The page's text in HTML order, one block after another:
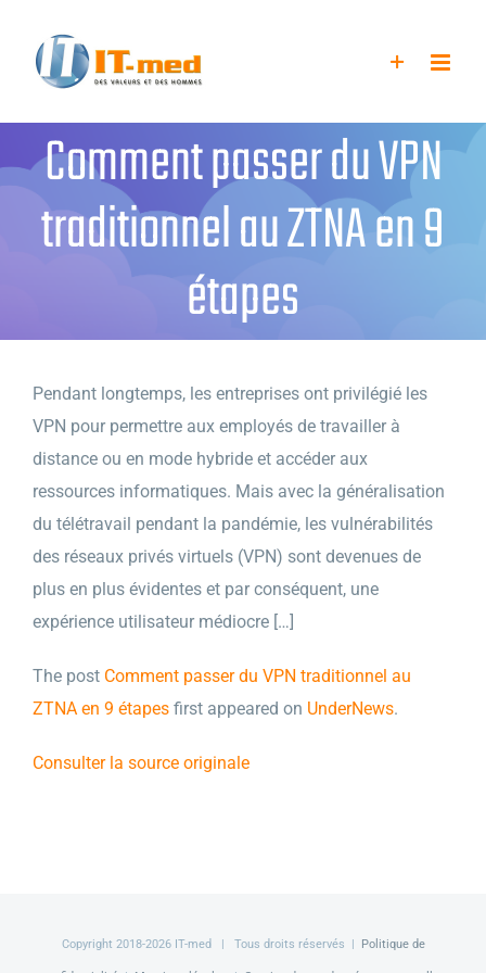
contenu
Comment passer du VPN
traditionnel au ZTNA en 9
étapes
Pendant longtemps, les entreprises ont privilégié les
VPN pour permettre aux employés de travailler à
distance ou en mode hybride et accéder aux
ressources informatiques. Mais avec la généralisation
du télétravail pendant la pandémie, les vulnérabilités
des réseaux privés virtuels (VPN) sont devenues de
plus en plus évidentes et par conséquent, une
expérience utilisateur médiocre […]
The post Comment passer du VPN traditionnel au
ZTNA en 9 étapes first appeared on UnderNews.
Consulter la source originale
Copyright 2018-2026 IT-med | Tous droits réservés | Politique de